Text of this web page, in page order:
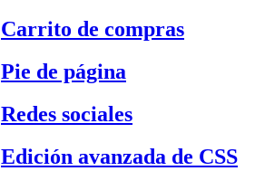
Carrito de compras
Pie de página
Redes sociales
Edición avanzada de CSS